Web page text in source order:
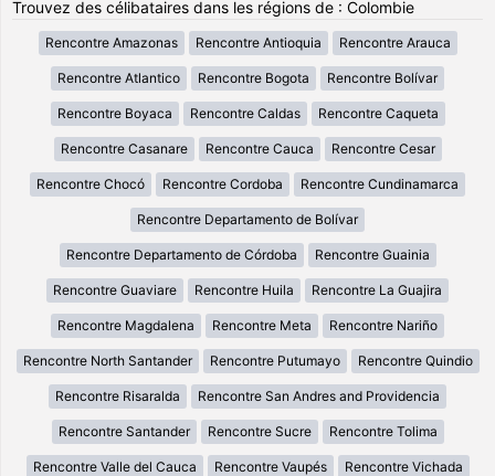
Trouvez des célibataires dans les régions de : Colombie
Rencontre Amazonas Rencontre Antioquia Rencontre Arauca
Rencontre Atlantico Rencontre Bogota Rencontre Bolívar
Rencontre Boyaca Rencontre Caldas Rencontre Caqueta
Rencontre Casanare Rencontre Cauca Rencontre Cesar
Rencontre Chocó Rencontre Cordoba Rencontre Cundinamarca
Rencontre Departamento de Bolívar
Rencontre Departamento de Córdoba Rencontre Guainia
Rencontre Guaviare Rencontre Huila Rencontre La Guajira
Rencontre Magdalena Rencontre Meta Rencontre Nariño
Rencontre North Santander Rencontre Putumayo Rencontre Quindio
Rencontre Risaralda Rencontre San Andres and Providencia
Rencontre Santander Rencontre Sucre Rencontre Tolima
Rencontre Valle del Cauca Rencontre Vaupés Rencontre Vichada